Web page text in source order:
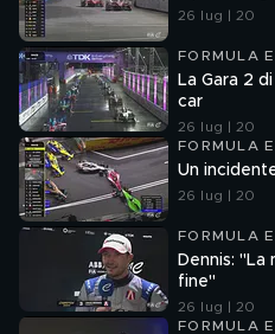
26 lug | 20
FORMULA E
La Gara 2
car
26 lug | 20
FORMULA E
Un
26 lug | 20
FORMULA E
Dennis: "La
fine"
26 lug | 20
FORMULA E